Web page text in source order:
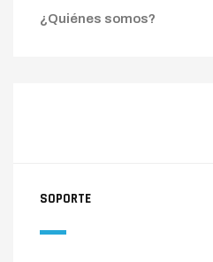
¿Quiénes somos?
SOPORTE